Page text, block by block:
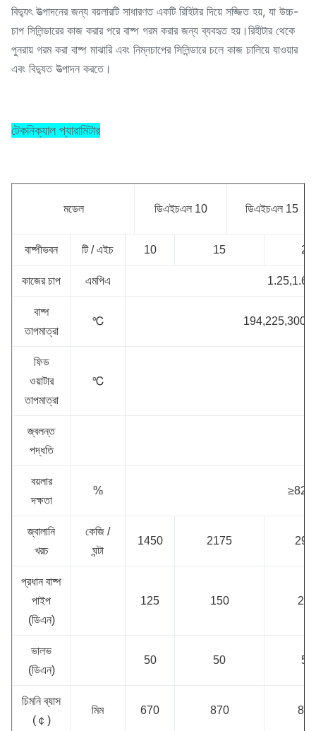
বিদ্যুৎ উত্পাদনের জন্য বয়লারটি সাধারণত একটি রিহিটার দিয়ে সজ্জিত হয়, যা উচ্চ-
চাপ সিলিন্ডারের কাজ করার পরে বাষ্প গরম করার জন্য ব্যবহৃত হয়।রিহীটার থেকে
পুনরায় গরম করা বাষ্প মাঝারি এবং নিম্নচাপের সিলিন্ডারে চলে কাজ চালিয়ে যাওয়ার
এবং বিদ্যুত উত্পাদন করতে।
টেকনিক্যাল প্যারামিটার
মডেল ডিএইচএল 10 ডিএইচএল 15
বাষ্পীভবন টি / এইচ 10 15 20
কাজের চাপ এমপিএ
বাষ্প
তাপমাত্রা
℃
ফিড
ওয়াটার
তাপমাত্রা
℃
জ্বলন্ত
পদ্ধতি
বয়লার
দক্ষতা
% ≥82
জ্বালানি
খরচ
কেজি /
ঘন্টা
1450 2175
প্রধান বাষ্প
পাইপ
(ডিএন)
125 150 200
ভালভ
(ডিএন)
50 50 50
চিমনি ব্যাস
(￠)
মিম 670 870 870